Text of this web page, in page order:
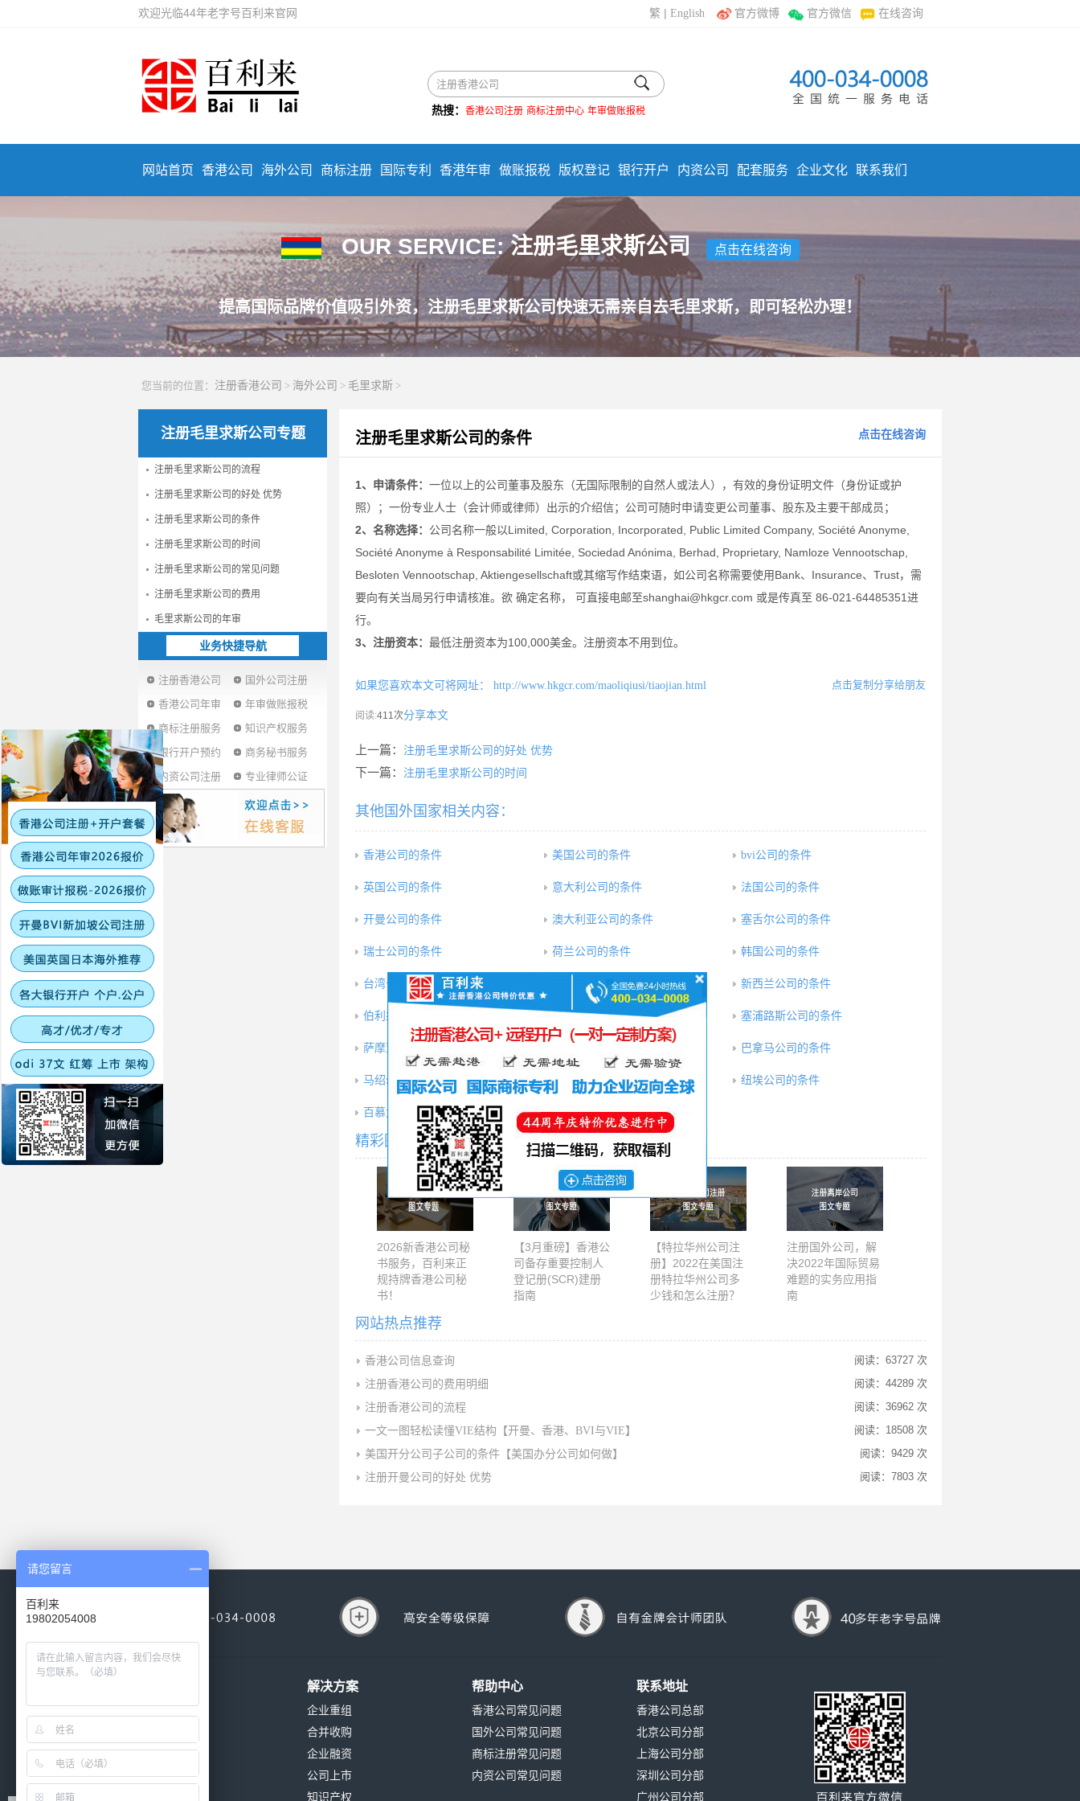
欢迎光临44年老字号百利来官网 繁 |English 官方微博 官方微信 在线咨询
热搜： 香港公司注册 商标注册中心 年审做账报税
网站首页 香港公司 海外公司 商标注册 国际专利 香港年审 做账报税 版权登记 银行开户 内资公司 配套服务 企业文化 联系我们
OUR SERVICE: 注册毛里求斯公司 点击在线咨询
提高国际品牌价值吸引外资，注册毛里求斯公司快速无需亲自去毛里求斯，即可轻松办理！
您当前的位置： 注册香港公司 > 海外公司 > 毛里求斯 >
注册毛里求斯公司专题
注册毛里求斯公司的流程
注册毛里求斯公司的好处 优势
注册毛里求斯公司的条件
注册毛里求斯公司的时间
注册毛里求斯公司的常见问题
注册毛里求斯公司的费用
毛里求斯公司的年审
业务快捷导航
注册香港公司
国外公司注册
香港公司年审
年审做账报税
商标注册服务
知识产权服务
银行开户预约
商务秘书服务
内资公司注册
专业律师公证
注册毛里求斯公司的条件 点击在线咨询
1、申请条件： 一位以上的公司董事及股东（无国际限制的自然人或法人），有效的身份证明文件（身份证或护
照）；一份专业人士（会计师或律师）出示的介绍信；公司可随时申请变更公司董事、股东及主要干部成员；
2、名称选择： 公司名称一般以Limited, Corporation, Incorporated, Public Limited Company, Société Anonyme,
Société Anonyme à Responsabilité Limitée, Sociedad Anónima, Berhad, Proprietary, Namloze Vennootschap,
Besloten Vennootschap, Aktiengesellschaft或其缩写作结束语，如公司名称需要使用Bank、Insurance、Trust，需
要向有关当局另行申请核准。欲 确定名称， 可直接电邮至shanghai@hkgcr.com 或是传真至 86-021-64485351进
行。
3、注册资本： 最低注册资本为100,000美金。注册资本不用到位。
如果您喜欢本文可将网址： http://www.hkgcr.com/maoliqiusi/tiaojian.html 点击复制分享给朋友
阅读:411次分享本文
上一篇： 注册毛里求斯公司的好处 优势
下一篇： 注册毛里求斯公司的时间
其他国外国家相关内容：
香港公司的条件 美国公司的条件 bvi公司的条件
英国公司的条件 意大利公司的条件 法国公司的条件
开曼公司的条件 澳大利亚公司的条件 塞舌尔公司的条件
瑞士公司的条件 荷兰公司的条件 韩国公司的条件
台湾公司的条件 日本公司的条件 新西兰公司的条件
伯利兹公司的条件 毛里求斯公司的条件 塞浦路斯公司的条件
萨摩亚公司的条件 巴拿马公司的条件
马绍尔公司的条件 德国公司的条件 纽埃公司的条件
百慕大公司的条件 阿联酋公司的条件
精彩图文专题推荐
2026新香港公司秘
书服务，百利来正
规持牌香港公司秘
书！
【3月重磅】香港公
司备存重要控制人
登记册(SCR)建册
指南
【特拉华州公司注
册】2022在美国注
册特拉华州公司多
少钱和怎么注册？
注册国外公司，解
决2022年国际贸易
难题的实务应用指
南
网站热点推荐
香港公司信息查询
阅读：63727 次
注册香港公司的费用明细
阅读：44289 次
注册香港公司的流程
阅读：36962 次
一文一图轻松读懂VIE结构【开曼、香港、BVI与VIE】
阅读：18508 次
美国开分公司子公司的条件【美国办分公司如何做】
阅读：9429 次
注册开曼公司的好处 优势
阅读：7803 次
公司资质
发展历程
解决方案
企业重组
合并收购
企业融资
公司上市
知识产权
帮助中心
香港公司常见问题
国外公司常见问题
商标注册常见问题
内资公司常见问题
联系地址
香港公司总部
北京公司分部
上海公司分部
深圳公司分部
广州公司分部
请您留言
百利来
19802054008